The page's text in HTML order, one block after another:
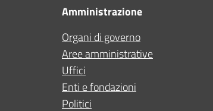
Amministrazione
Organi di governo
Aree amministrative
Uffici
Enti e fondazioni
Politici